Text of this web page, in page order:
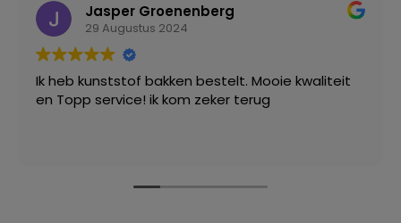
Jasper Groenenberg
29 Augustus 2024
Ik heb kunststof bakken bestelt. Mooie kwaliteit
en Topp service! ik kom zeker terug